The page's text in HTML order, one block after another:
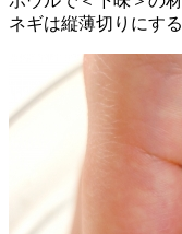
ネギは縦薄切りにす